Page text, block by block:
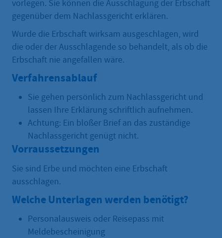
vorlegen. Sie können die Ausschlagung der Erbschaft
gegenüber dem Nachlassgericht erklären.
Wurde die Erbschaft wirksam ausgeschlagen, wird
die oder der Ausschlagende so behandelt, als ob die
Erbschaft nie angefallen wäre.
Verfahrensablauf
Sie gehen persönlich zum Nachlassgericht und
lassen Ihre Erklärung schriftlich aufnehmen.
Achtung: Ein bloßer Brief an das zuständige
Nachlassgericht genügt nicht.
Vorraussetzungen
Sie sind Erbe und möchten eine Erbschaft
ausschlagen.
Welche Unterlagen werden benötigt?
Personalausweis oder Reisepass mit
Meldebescheinigung